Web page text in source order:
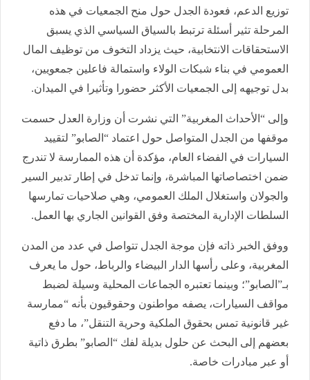
توزيع الدعم، فعودة الجدل حول منح الجمعيات في هذه
المرحلة تثير أسئلة ترتبط بالسياق السياسي الذي يسبق
الاستحقاقات الانتخابية، حيث يزداد التخوف من توظيف المال
العمومي في بناء شبكات الولاء واستمالة فاعلين جمعويين،
بدل توجيهه إلى الجمعيات الأكثر حضورا وتأثيرا في الميدان.
وإلى “الأحداث المغربية” التي نشرت أن وزارة العدل حسمت
موقفها من الجدل المتواصل حول اعتماد “الصابو” لتقييد
السيارات في الفضاء العام، مؤكدة أن هذه الممارسة لا تندرج
ضمن اختصاصاتها المباشرة، وإنما تدخل في إطار تدبير السير
والجولان واستغلال الملك العمومي، وهي صلاحيات تمارسها
السلطات الإدارية المختصة وفق القوانين الجاري بها العمل.
ووفق الخبر ذاته فإن موجة الجدل تتواصل في عدد من المدن
المغربية، وعلى رأسها الدار البيضاء والرباط، حول ما يعرف
بـ”الصابو”؛ وبينما تعتبره الجماعات المحلية وسيلة لضبط
مواقف السيارات، يصفه مواطنون وحقوقيون بأنه “ممارسة
غير قانونية تمس بحقوق الملكية وحرية التنقل”، ما دفع
بعضهم إلى البحث عن حلول بديلة لفك “الصابو” بطرق ذاتية
أو عبر مبادرات خاصة.